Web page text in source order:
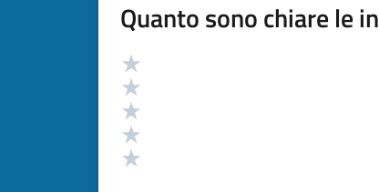
Quanto sono chiare le
Valutazione